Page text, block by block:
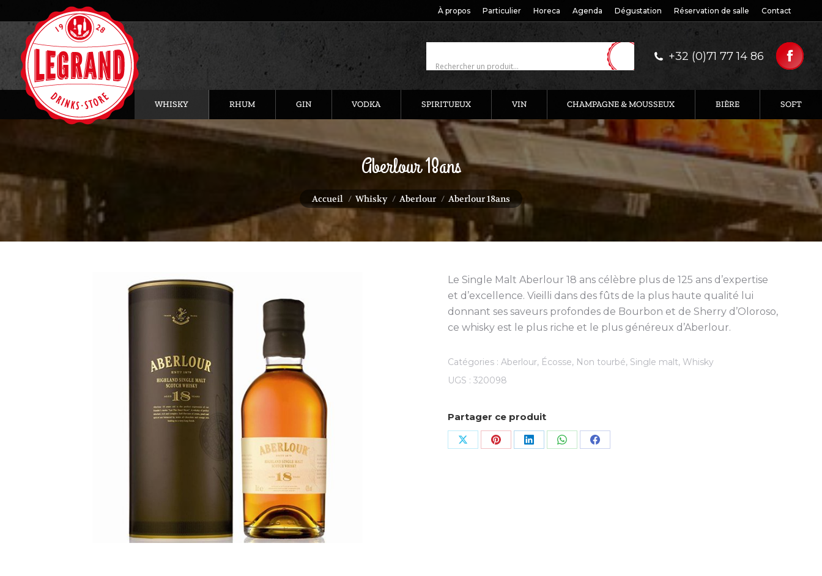
À propos Particulier Horeca Agenda Dégustation Réservation de salle Contact
+32 (0)71 77 14 86
WHISKY RHUM GIN VODKA SPIRITUEUX VIN CHAMPAGNE & MOUSSEUX BIÈRE SOFT
Aberlour 18ans
Vous êtes ici :
Accueil Whisky Aberlour Aberlour 18ans
Le Single Malt Aberlour 18 ans célèbre plus de 125 ans d’expertise
et d’excellence. Vieilli dans des fûts de la plus haute qualité lui
donnant ses saveurs profondes de Bourbon et de Sherry d’Oloroso,
ce whisky est le plus riche et le plus généreux d’Aberlour.
Catégories : Aberlour, Écosse, Non tourbé, Single malt, Whisky
UGS : 320098
Partager ce produit
Share Share Share Share Share